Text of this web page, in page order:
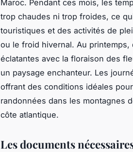
Maroc. Pendant ces mois, les
trop chaudes ni trop froides, ce
touristiques et des activités de
ou le froid hivernal. Au
éclatantes avec la floraison des
un paysage enchanteur. Les
offrant des conditions idéales
randonnées dans les montagnes
côte atlantique.
Les documents